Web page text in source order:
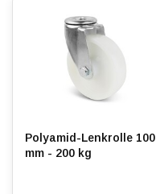
Polyamid-Lenkrolle 100
mm - 200 kg